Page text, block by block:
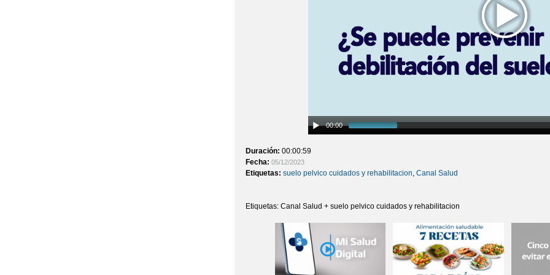
00:00
Duración: 00:00:59
Fecha: 05/12/2023
Etiquetas: suelo pelvico cuidados y rehabilitacion Canal Salud
Etiquetas: Canal Salud + suelo pelvico cuidados y rehabilitacion